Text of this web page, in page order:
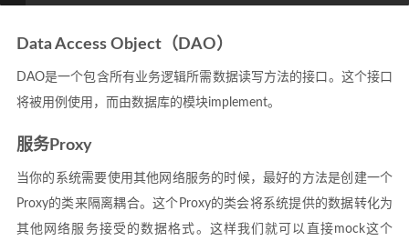
Data Access Object（DAO）
DAO是一个包含所有业务逻辑所需数据读写方法的接口。这个接口
将被用例使用，而由数据库的模块implement。
服务Proxy
当你的系统需要使用其他网络服务的时候，最好的方法是创建一个
Proxy的类来隔离耦合。这个Proxy的类会将系统提供的数据转化为
其他网络服务接受的数据格式。这样我们就可以直接mock这个